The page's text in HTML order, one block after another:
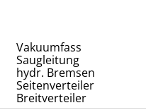
Vakuumfass
Saugleitung
hydr. Bremsen
Seitenverteiler
Breitverteiler